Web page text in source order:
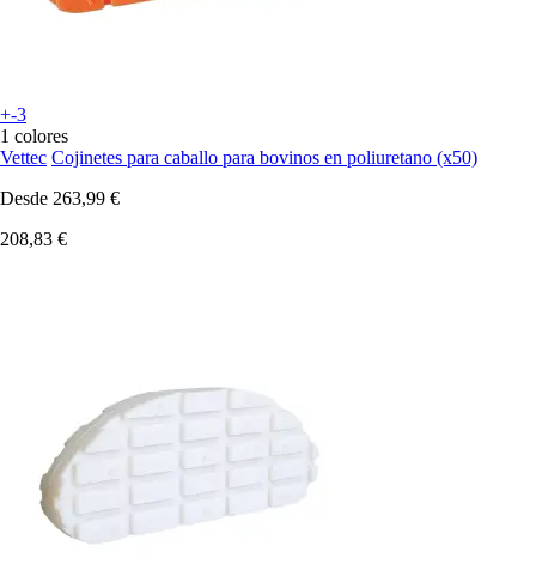
+-3
1 colores
Vettec Cojinetes para caballo para bovinos en poliuretano (x50)
Desde 263,99 €
208,83 €